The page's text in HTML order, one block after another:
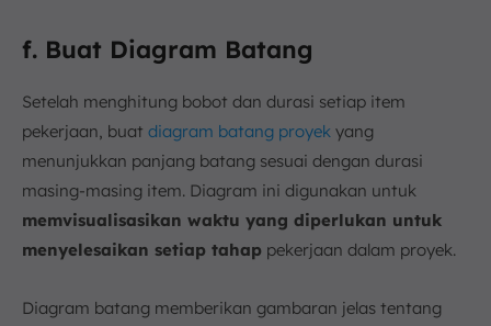
f. Buat Diagram Batang
Setelah menghitung bobot dan durasi setiap item
pekerjaan, buat diagram batang proyek yang
menunjukkan panjang batang sesuai dengan durasi
masing-masing item. Diagram ini digunakan untuk
memvisualisasikan waktu yang diperlukan untuk
menyelesaikan setiap tahap pekerjaan dalam proyek.
Diagram batang memberikan gambaran jelas tentang